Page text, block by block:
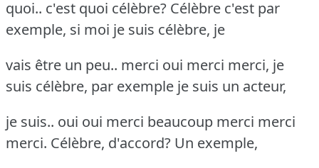
quoi.. c'est quoi célèbre? Célèbre c'est par
exemple, si moi je suis célèbre, je
vais être un peu.. merci oui merci merci, je
suis célèbre, par exemple je suis un acteur,
je suis.. oui oui merci beaucoup merci merci
merci. Célèbre, d'accord? Un exemple,